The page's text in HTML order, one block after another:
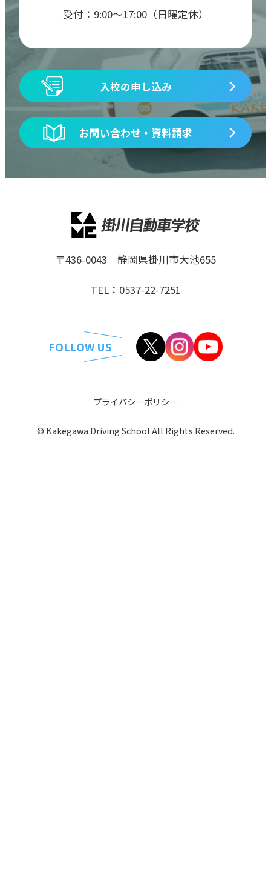
受付：9:00〜17:00（日曜定休）
入校の申し込み
お問い合わせ・資料請求
〒436-0043 静岡県掛川市大池655
TEL：0537-22-7251
FOLLOW US
プライバシーポリシー
© Kakegawa Driving School All Rights Reserved.